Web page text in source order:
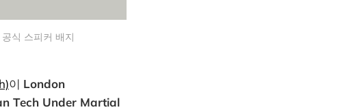
식 스피커 배지
이 London
Tech Under Martial